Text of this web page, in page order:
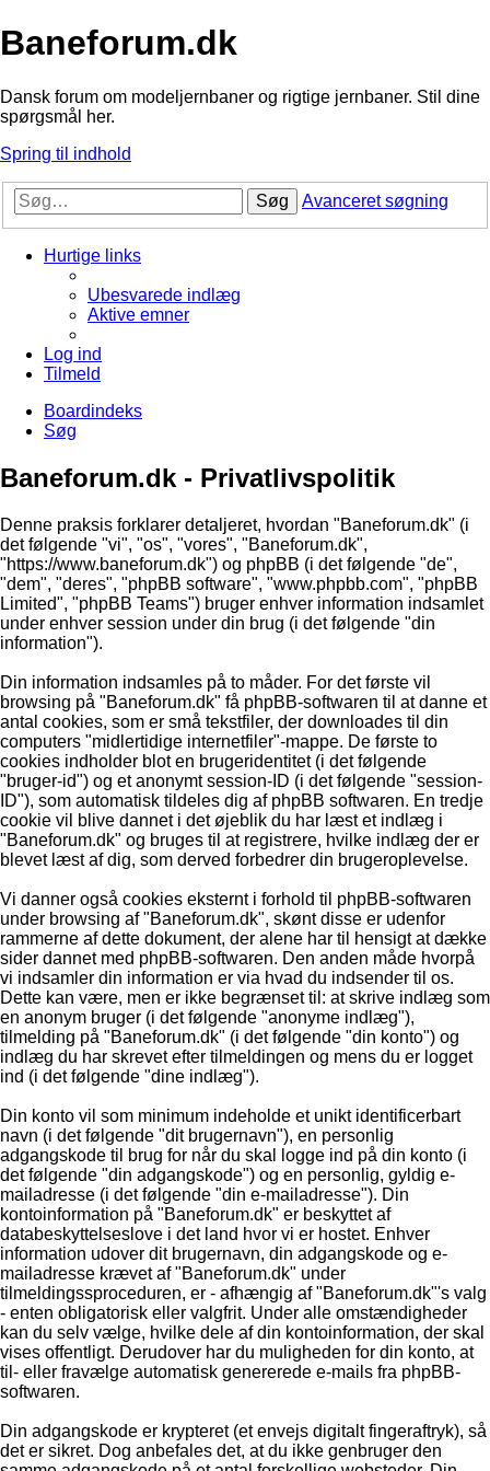
Baneforum.dk
Dansk forum om modeljernbaner og rigtige jernbaner. Stil dine
spørgsmål her.
Spring til indhold
Søg Avanceret søgning
Hurtige links
Ubesvarede indlæg
Aktive emner
Log ind
Tilmeld
Boardindeks
Søg
Baneforum.dk - Privatlivspolitik
Denne praksis forklarer detaljeret, hvordan "Baneforum.dk" (i
det følgende "vi", "os", "vores", "Baneforum.dk",
"https://www.baneforum.dk") og phpBB (i det følgende "de",
"dem", "deres", "phpBB software", "www.phpbb.com", "phpBB
Limited", "phpBB Teams") bruger enhver information indsamlet
under enhver session under din brug (i det følgende "din
information").
Din information indsamles på to måder. For det første vil
browsing på "Baneforum.dk" få phpBB-softwaren til at danne et
antal cookies, som er små tekstfiler, der downloades til din
computers "midlertidige internetfiler"-mappe. De første to
cookies indholder blot en brugeridentitet (i det følgende
"bruger-id") og et anonymt session-ID (i det følgende "session-
ID"), som automatisk tildeles dig af phpBB softwaren. En tredje
cookie vil blive dannet i det øjeblik du har læst et indlæg i
"Baneforum.dk" og bruges til at registrere, hvilke indlæg der er
blevet læst af dig, som derved forbedrer din brugeroplevelse.
Vi danner også cookies eksternt i forhold til phpBB-softwaren
under browsing af "Baneforum.dk", skønt disse er udenfor
rammerne af dette dokument, der alene har til hensigt at dække
sider dannet med phpBB-softwaren. Den anden måde hvorpå
vi indsamler din information er via hvad du indsender til os.
Dette kan være, men er ikke begrænset til: at skrive indlæg som
en anonym bruger (i det følgende "anonyme indlæg"),
tilmelding på "Baneforum.dk" (i det følgende "din konto") og
indlæg du har skrevet efter tilmeldingen og mens du er logget
ind (i det følgende "dine indlæg").
Din konto vil som minimum indeholde et unikt identificerbart
navn (i det følgende "dit brugernavn"), en personlig
adgangskode til brug for når du skal logge ind på din konto (i
det følgende "din adgangskode") og en personlig, gyldig e-
mailadresse (i det følgende "din e-mailadresse"). Din
kontoinformation på "Baneforum.dk" er beskyttet af
databeskyttelseslove i det land hvor vi er hostet. Enhver
information udover dit brugernavn, din adgangskode og e-
mailadresse krævet af "Baneforum.dk" under
tilmeldingssproceduren, er - afhængig af "Baneforum.dk"'s valg
- enten obligatorisk eller valgfrit. Under alle omstændigheder
kan du selv vælge, hvilke dele af din kontoinformation, der skal
vises offentligt. Derudover har du muligheden for din konto, at
til- eller fravælge automatisk genererede e-mails fra phpBB-
softwaren.
Din adgangskode er krypteret (et envejs digitalt fingeraftryk), så
det er sikret. Dog anbefales det, at du ikke genbruger den